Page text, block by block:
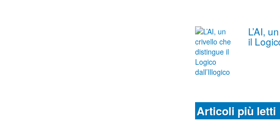
L’AI,
il
Articoli più letti